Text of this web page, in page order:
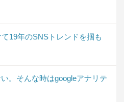
19年のSNSトレンドを掴も
。そんな時はgoogleアナリテ